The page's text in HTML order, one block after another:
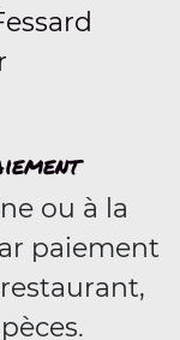
ou à la
paiement